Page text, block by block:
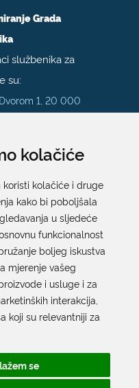
kolačiće
kolačiće i druge
kako bi poboljšala
u sljedeće
funkcionalnost
boljeg iskustva
mjerenje vašeg
i usluge i za
interakcija
koji su relevantniji za
se
Grada
službenika za
su:
1, 20 000
za sva
Dubrovnika
Dubrovnik
– 12.00 sati
879